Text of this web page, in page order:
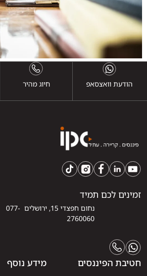
הודעת וואצסאפ חיוג מהיר
זמינים לכם תמיד
נחום חפצדי 15, ירושלים 077-
2760060
חטיבת הפיננסים מידע נוסף